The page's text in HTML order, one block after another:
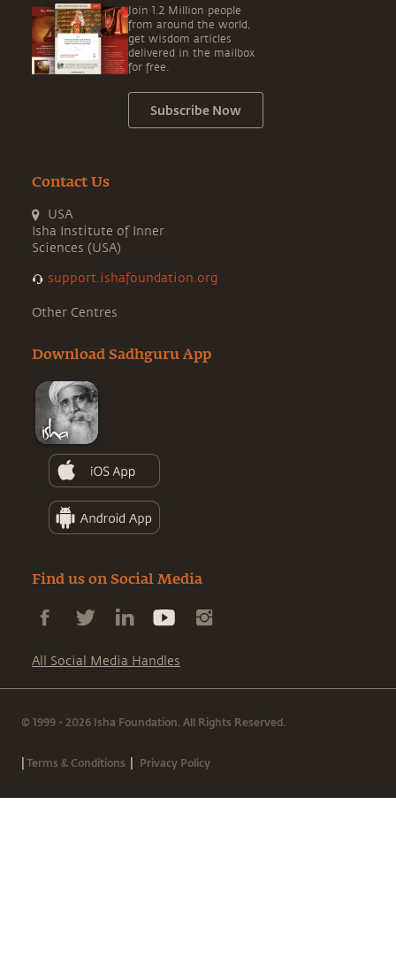
Join 1.2 Million people
from around the world,
get wisdom articles
delivered in the mailbox
for free.
Subscribe Now
Contact Us
USA
Isha Institute of Inner
Sciences (USA)
support.ishafoundation.org
Other Centres
Download Sadhguru App
Find us on Social Media
All Social Media Handles
© 1999 - 2026 Isha Foundation. All Rights Reserved.
|Terms & Conditions | Privacy Policy